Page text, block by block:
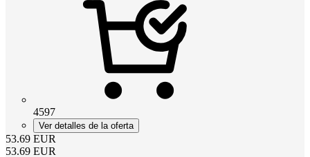
4597
Ver detalles de la oferta
53.69 EUR
53.69 EUR